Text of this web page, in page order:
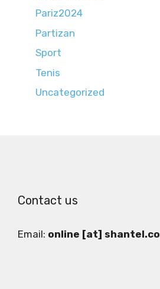
Pariz2024
Partizan
Sport
Tenis
Uncategorized
Contact us
Email: online [at] shantel.co